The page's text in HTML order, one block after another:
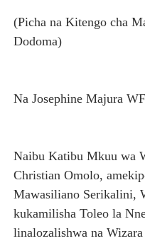
(Picha na Kitengo cha
Dodoma)
Na Josephine Majura
Naibu Katibu Mkuu wa
Christian Omolo,
Mawasiliano Serikalini,
kukamilisha Toleo la
linalozalishwa na